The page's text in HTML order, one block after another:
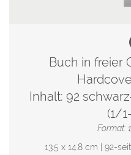
Buch in freier
Inhalt: 92
(1/
Format:
13.5 x 14.8 cm | 92-